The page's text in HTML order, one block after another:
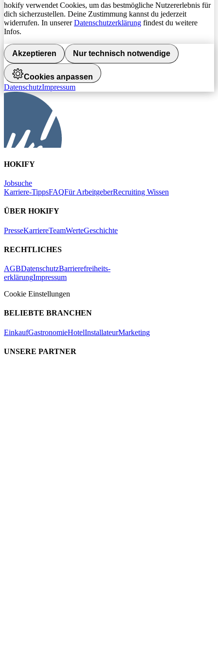
hokify verwendet Cookies, um das bestmögliche Nutzererlebnis für
dich sicherzustellen. Deine Zustimmung kannst du jederzeit
widerrufen. In unsererDatenschutzerklärung findest du weitere
Infos.
Akzeptieren Nur technisch notwendige
Cookies anpassen
DatenschutzImpressum
HOKIFY
Jobsuche
Karriere-TippsFAQFür ArbeitgeberRecruiting Wissen
ÜBER HOKIFY
PresseKarriereTeamWerteGeschichte
RECHTLICHES
AGBDatenschutzBarrierefreiheits-
erklärungImpressum
Cookie Einstellungen
BELIEBTE BRANCHEN
EinkaufGastronomieHotelInstallateurMarketing
UNSERE PARTNER